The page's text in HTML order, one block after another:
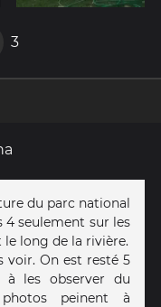
3
du parc national
4 seulement sur les
long de la rivière.
voir. On est resté 5
à les observer du
peinent à